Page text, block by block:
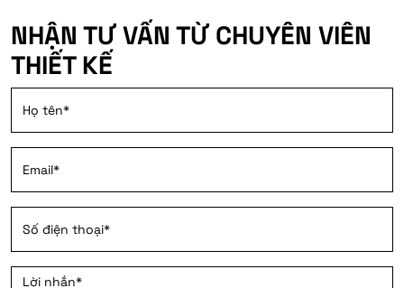
NHẬN TƯ VẤN TỪ CHUYÊN VIÊN
THIẾT KẾ